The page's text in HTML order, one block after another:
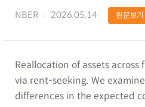
NBER 2026.05.14 원문보기
Reallocation of assets
via rent-seeking. We
differences in the expected